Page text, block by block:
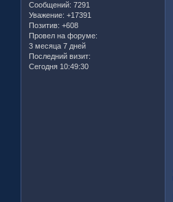
Сообщений: 7291
Уважение: +17391
Позитив: +608
Провел на форуме:
3 месяца 7 дней
Последний визит:
Сегодня 10:49:30